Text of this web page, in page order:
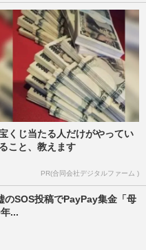
くじ当たる人だけがやってい
ること、教えます
PR(合同会社デジタルファーム )
のSOS投稿でPayPay集金「母
...